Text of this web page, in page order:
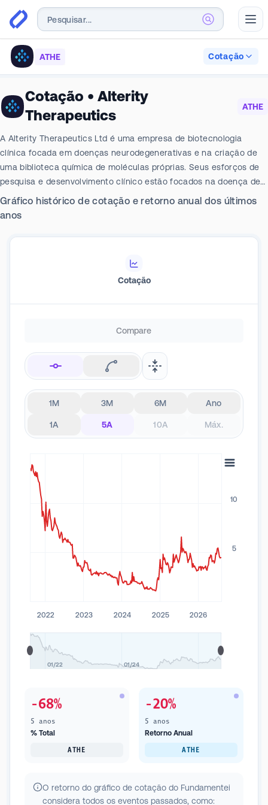
ATHE Cotação
Cotação • Alterity
Therapeutics
ATHE
A Alterity Therapeutics Ltd é uma empresa de biotecnologia
clínica focada em doenças neurodegenerativas e na criação de
uma biblioteca química de moléculas próprias. Seus esforços de
pesquisa e desenvolvimento clínico estão focados na doença de
Parkinson e doenças relacionadas, identificando e desenvolvendo
alfa-sinucleína e resgatando neurônios no cérebro. Seus
ATH434 e Drug Discovery. O Grupo atuou em um segmento:
pesquisa e desenvolvimento em doenças parkinsonianas e
Gráfico histórico de cotação e retorno anual dos últimos
anos
Cotação
1M 3M 6M Ano
1A 5A 10A Máx.
Compare
2022 2023 2024 2025 2026
01/22 01/24
5
10
-68%
5 anos
% Total
ATHE
-20%
5 anos
Retorno Anual
ATHE
O retorno do gráfico de cotação do Fundamentei
considera todos os eventos passados, como: